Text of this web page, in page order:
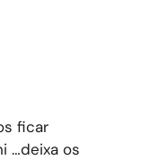
ficar
…deixa os